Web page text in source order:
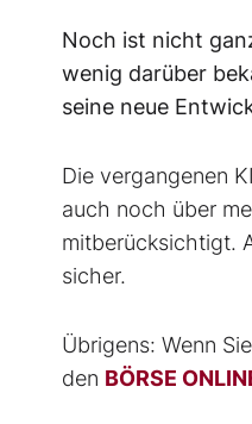
Noch ist nicht
wenig darüber
seine neue
Die vergangenen
auch noch über
mitberücksichtigt.
sicher.
Übrigens: Wenn
den BÖRSE